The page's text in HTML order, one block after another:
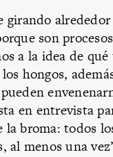
girando
son
a la idea de
hongos,
en entrevista
la broma: todos
al menos una